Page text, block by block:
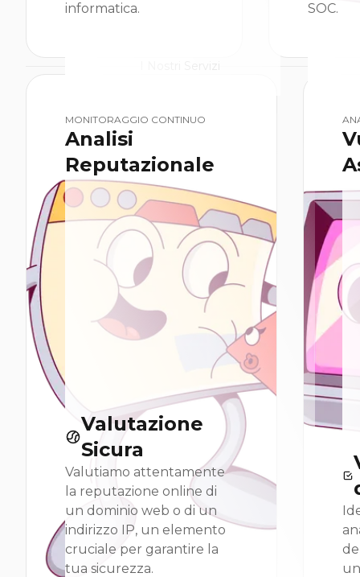
informatica.
SOC.
MONITORAGGIO CONTINUO
Analisi
Reputazionale
Valutazione
Sicura
Valutiamo attentamente
la reputazione online di
un dominio web o di un
indirizzo IP, un elemento
cruciale per garantire la
tua sicurezza.